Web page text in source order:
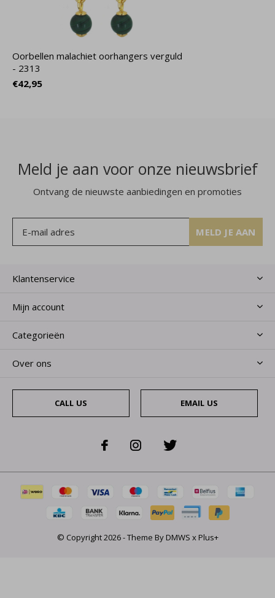
Oorbellen malachiet oorhangers verguld
- 2313
€42,95
Meld je aan voor onze nieuwsbrief
Ontvang de nieuwste aanbiedingen en promoties
MELD JE AAN
Klantenservice
Mijn account
Categorieën
Over ons
CALL US EMAIL US
© Copyright2026- Theme ByDMWS xPlus+